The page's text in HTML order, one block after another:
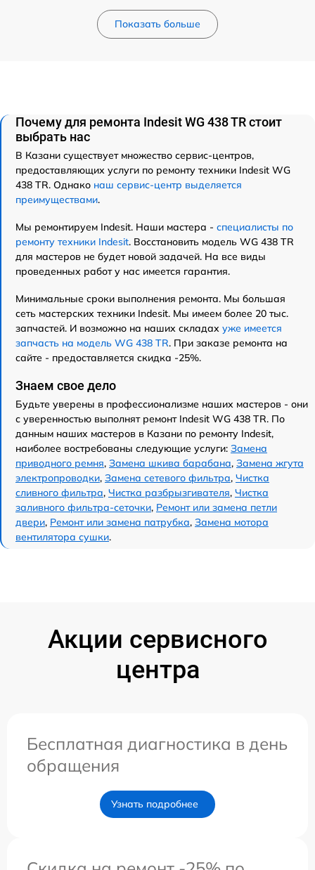
Показать больше
Почему для ремонта Indesit WG 438 TR стоит
выбрать нас
В Казани существует множество сервис-центров,
предоставляющих услуги по ремонту техники Indesit WG
438 TR. Однако наш сервис-центр выделяется
преимуществами.
Мы ремонтируем Indesit. Наши мастера - специалисты по
ремонту техники Indesit. Восстановить модель WG 438 TR
для мастеров не будет новой задачей. На все виды
проведенных работ у нас имеется гарантия.
Минимальные сроки выполнения ремонта. Мы большая
сеть мастерских техники Indesit. Мы имеем более 20 тыс.
запчастей. И возможно на наших складах уже имеется
запчасть на модель WG 438 TR. При заказе ремонта на
сайте - предоставляется скидка -25%.
Знаем свое дело
Будьте уверены в профессионализме наших мастеров - они
с уверенностью выполнят ремонт Indesit WG 438 TR. По
данным наших мастеров в Казани по ремонту Indesit,
наиболее востребованы следующие услуги: Замена
приводного ремня, Замена шкива барабана, Замена жгута
электропроводки, Замена сетевого фильтра, Чистка
сливного фильтра, Чистка разбрызгивателя, Чистка
заливного фильтра-сеточки, Ремонт или замена петли
двери, Ремонт или замена патрубка, Замена мотора
вентилятора сушки.
Акции сервисного
центра
Бесплатная диагностика в день
обращения
Узнать подробнее